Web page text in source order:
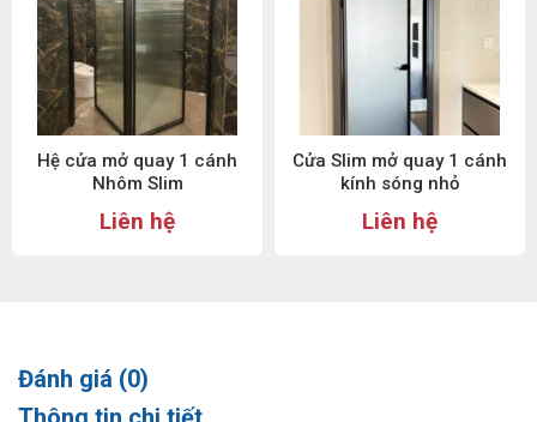
Hệ cửa mở quay 1 cánh
Nhôm Slim
Liên hệ
Cửa Slim mở quay 1 cánh
kính sóng nhỏ
Liên hệ
Đánh giá (0)